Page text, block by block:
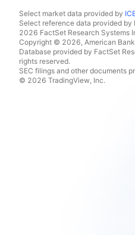
Select market data provided by
Select reference data provided
2026 FactSet Research Systems
Copyright © 2026, American
Database provided by FactSet
rights reserved.
SEC filings and other documents
© 2026 TradingView, Inc.